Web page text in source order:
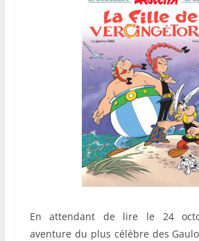
En attendant de lire le 24
aventure du plus célèbre des